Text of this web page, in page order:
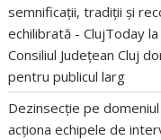
semnificații, tradiții și
echilibrată - ClujToday
Consiliul Județean Cluj
pentru publicul larg
Dezinsecție pe
acționa echipele de